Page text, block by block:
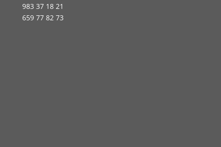
983 37 18 21
659 77 82 73